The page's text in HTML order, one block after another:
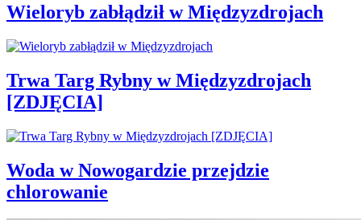
Wieloryb zabłądził w Międzyzdrojach
Trwa Targ Rybny w Międzyzdrojach
[ZDJĘCIA]
Woda w Nowogardzie przejdzie
chlorowanie